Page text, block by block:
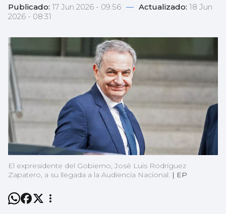
Publicado: 17 Jun 2026 - 09:56 — Actualizado: 18 Jun
2026 - 08:31
El expresidente del Gobierno, José Luis Rodríguez
Zapatero, a su llegada a la Audiencia Nacional. | EP